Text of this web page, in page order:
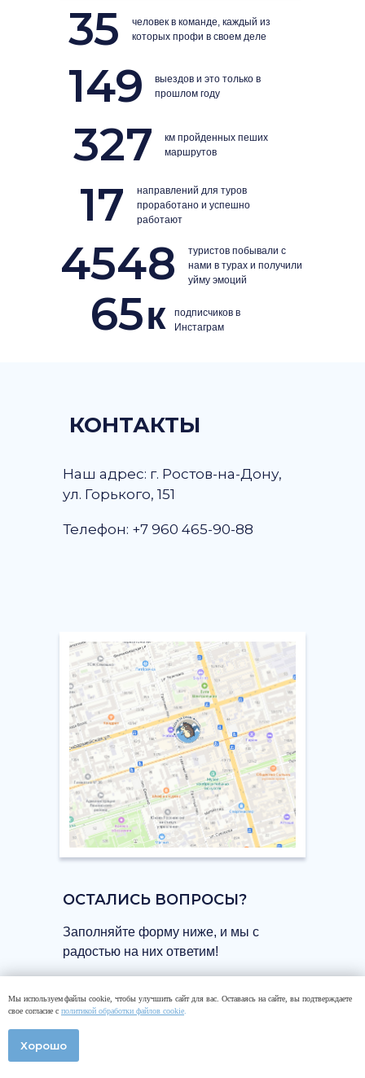
км пройденных пеших
маршрутов
327
направлений для туров
проработано и успешно
работают
17
туристов побывали с
нами в турах и получили
уйму эмоций
4548
подписчиков в
Инстаграм
к
65
выездов и это только в
прошлом году
149
человек в команде, каждый из
которых профи в своем деле
35
Наш адрес: г. Ростов-на-Дону,
ул. Горького, 151
Телефон: +7 960 465-90-88
Заполняйте форму ниже, и мы с
радостью на них ответим!
ОСТАЛИСЬ ВОПРОСЫ?
КОНТАКТЫ
Мы используем файлы cookie, чтобы улучшить сайт для вас. Оставаясь на сайте, вы подтверждаете
свое согласие с политикой обработки файлов cookie.
Хорошо